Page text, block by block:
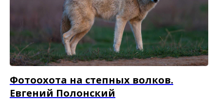
Фотоохота на степных волков.
Евгений Полонский